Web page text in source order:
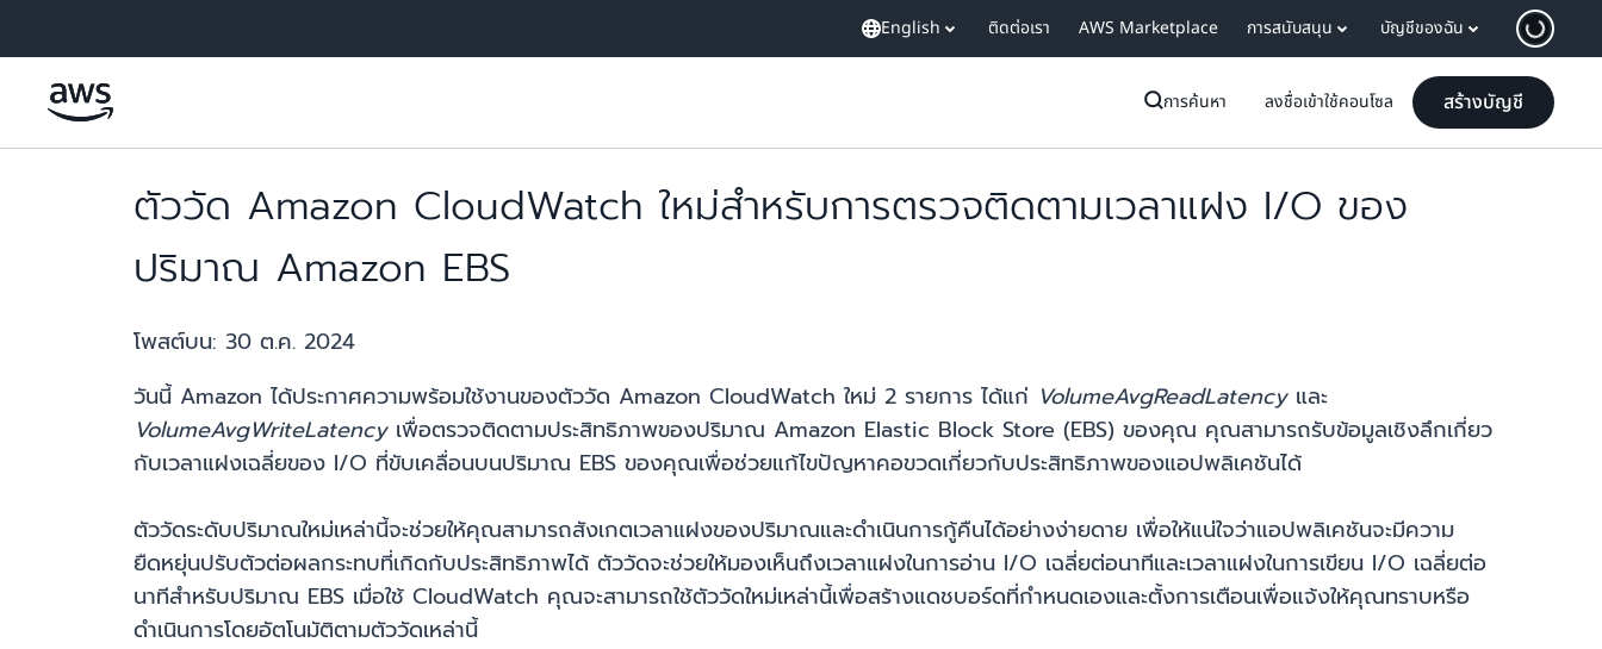
English ติดต่อเรา AWS Marketplace การสนับสนุน บัญชีของฉัน
การค้นหา ลงชื่อเข้าใช้คอนโซล สร้างบัญชี
ตัววัด Amazon CloudWatch ใหม่สำหรับการตรวจติดตามเวลาแฝง I/O ของ
ปริมาณ Amazon EBS
โพสต์บน: 30 ต.ค. 2024
วันนี้ Amazon ได้ประกาศความพร้อมใช้งานของตัววัด Amazon CloudWatch ใหม่ 2 รายการ ได้แก่ VolumeAvgReadLatencyและ
VolumeAvgWriteLatencyเพื่อตรวจติดตามประสิทธิภาพของปริมาณ Amazon Elastic Block Store (EBS) ของคุณ คุณสามารถรับข้อมูลเชิงลึกเกี่ยว
กับเวลาแฝงเฉลี่ยของ I/O ที่ขับเคลื่อนบนปริมาณ EBS ของคุณเพื่อช่วยแก้ไขปัญหาคอขวดเกี่ยวกับประสิทธิภาพของแอปพลิเคชันได้
ตัววัดระดับปริมาณใหม่เหล่านี้จะช่วยให้คุณสามารถสังเกตเวลาแฝงของปริมาณและดำเนินการกู้คืนได้อย่างง่ายดาย เพื่อให้แน่ใจว่าแอปพลิเคชันจะมีความ
ยืดหยุ่นปรับตัวต่อผลกระทบที่เกิดกับประสิทธิภาพได้ ตัววัดจะช่วยให้มองเห็นถึงเวลาแฝงในการอ่าน I/O เฉลี่ยต่อนาทีและเวลาแฝงในการเขียน I/O เฉลี่ยต่อ
นาทีสำหรับปริมาณ EBS เมื่อใช้ CloudWatch คุณจะสามารถใช้ตัววัดใหม่เหล่านี้เพื่อสร้างแดชบอร์ดที่กำหนดเองและตั้งการเตือนเพื่อแจ้งให้คุณทราบหรือ
ดำเนินการโดยอัตโนมัติตามตัววัดเหล่านี้